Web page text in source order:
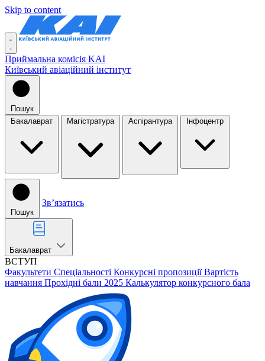
Skip to content
Приймальна комісія KAI
Київський авіаційний інститут
Пошук
Бакалаврат
Магістратура Аспірантура Інфоцентр
Пошук
Звʼязатись
Бакалаврат
ВСТУП
Факультети Спеціальності Конкурсні пропозиції Вартість
навчання Прохідні бали 2025 Калькулятор конкурсного бала